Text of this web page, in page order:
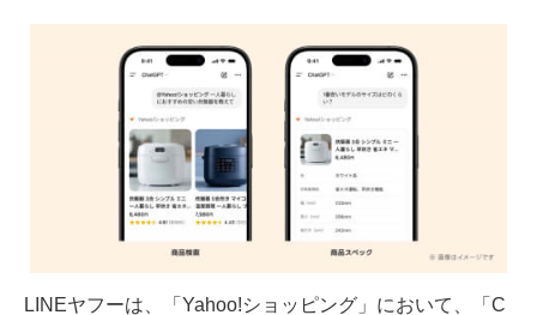
LINEヤフーは、「Yahoo!ショッピング」において、「C